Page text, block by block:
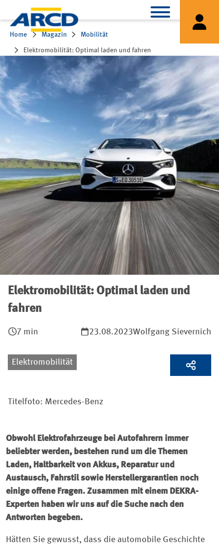
Home Magazin Mobilität
Elektromobilität: Optimal laden und fahren
Elektromobilität: Optimal laden und
fahren
7 min 23.08.2023Wolfgang Sievernich
Elektromobilität
Titelfoto: Mercedes-Benz
Obwohl Elektrofahrzeuge bei Autofahrern immer
beliebter werden, bestehen rund um die Themen
Laden, Haltbarkeit von Akkus, Reparatur und
Austausch, Fahrstil sowie Herstellergarantien noch
einige offene Fragen. Zusammen mit einem DEKRA-
Experten haben wir uns auf die Suche nach den
Antworten begeben.
Hätten Sie gewusst, dass die automobile Geschichte